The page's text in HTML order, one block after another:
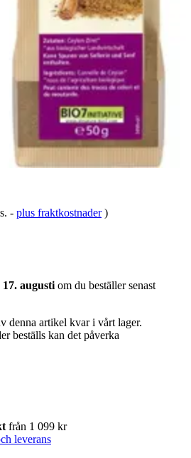
- plus fraktkostnader )
17. augusti om du beställer senast
denna artikel kvar i vårt lager.
beställs kan det påverka
från 1 099 kr
leverans